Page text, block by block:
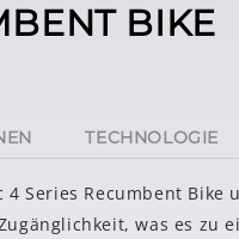
BIKE
TECHNOLOGIE
4 Series Recumbent
was es zu